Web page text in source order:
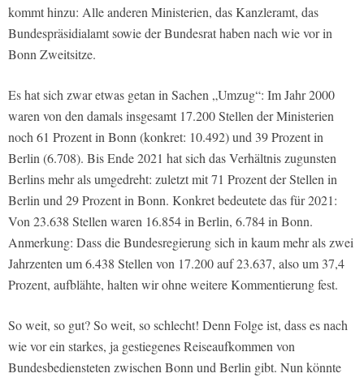
kommt hinzu: Alle anderen Ministerien, das Kanzleramt, das
Bundespräsidialamt sowie der Bundesrat haben nach wie vor in
Bonn Zweitsitze.
Es hat sich zwar etwas getan in Sachen „Umzug“: Im Jahr 2000
waren von den damals insgesamt 17.200 Stellen der Ministerien
noch 61 Prozent in Bonn (konkret: 10.492) und 39 Prozent in
Berlin (6.708). Bis Ende 2021 hat sich das Verhältnis zugunsten
Berlins mehr als umgedreht: zuletzt mit 71 Prozent der Stellen in
Berlin und 29 Prozent in Bonn. Konkret bedeutete das für 2021:
Von 23.638 Stellen waren 16.854 in Berlin, 6.784 in Bonn.
Anmerkung: Dass die Bundesregierung sich in kaum mehr als zwei
Jahrzenten um 6.438 Stellen von 17.200 auf 23.637, also um 37,4
Prozent, aufblähte, halten wir ohne weitere Kommentierung fest.
So weit, so gut? So weit, so schlecht! Denn Folge ist, dass es nach
wie vor ein starkes, ja gestiegenes Reiseaufkommen von
Bundesbediensteten zwischen Bonn und Berlin gibt. Nun könnte